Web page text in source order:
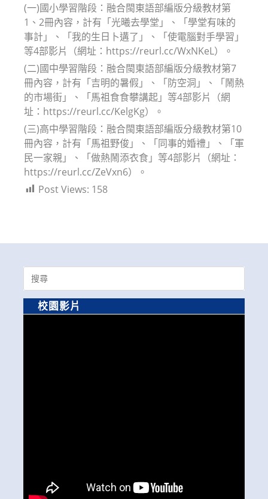
(一)國小學習階段：融合閩東語部編版分級教材第
1、2冊內容，計有「光曦去學堂」、「學堂有味的
事計」、「我的生日卜遘了」、「使電腦對手學習」
等4部影片（網址：https://reurl.cc/WxNKeL）。
(二)國中學習階段：融合閩東語部編版分級教材第7
冊內容，計有「吉明的暑假」、「防空洞」、「鬧熱
的市場街」、「馬祖食食攀講起」等4部影片（網
址：https://reurl.cc/KelgKg）。
(三)高中學習階段：融合閩東語部編版分級教材第10
冊內容，計有「馬祖野俊」、「同事的婚禮」、「軍
民一家親」、「做熱鬧添衣食」等4部影片（網址：
https://reurl.cc/ZeVxn6）。
Post Views: 158
Search
for:
校園影片